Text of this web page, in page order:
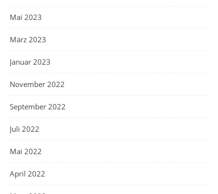
Mai 2023
März 2023
Januar 2023
November 2022
September 2022
Juli 2022
Mai 2022
April 2022